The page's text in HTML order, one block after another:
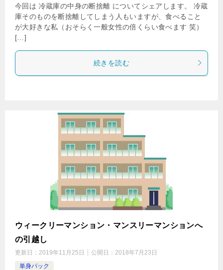
今回は 冷蔵庫の中身の断捨離 についてシェアします。 冷蔵
庫そのものを断捨離してしまう人もいますが、食べること
が大好きな私（おそらく一般女性の倍くらい食べます 笑）
[…]
続きを読む
ウィークリーマンション・マンスリーマンションへ
の引越し
更新日： 2019年11月25日 公開日： 2018年7月23日
単身パック